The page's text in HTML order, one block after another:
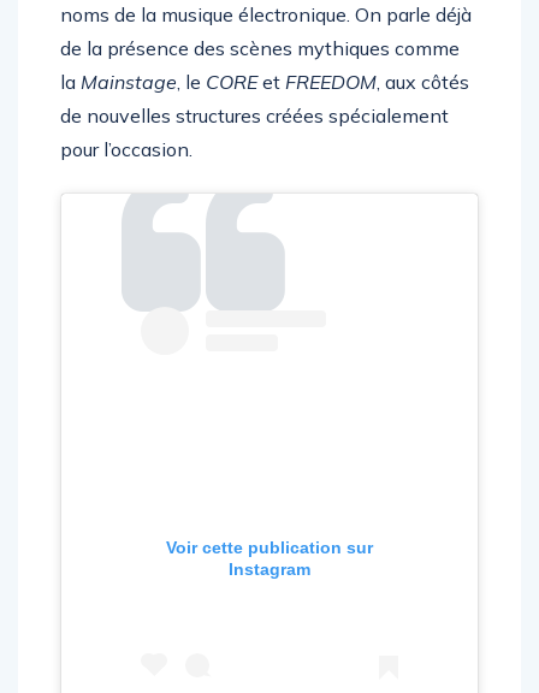
noms de la musique électronique. On parle déjà
de la présence des scènes mythiques comme
la Mainstage, le COREet FREEDOM, aux côtés
de nouvelles structures créées spécialement
pour l’occasion.
Voir cette publication sur
Instagram